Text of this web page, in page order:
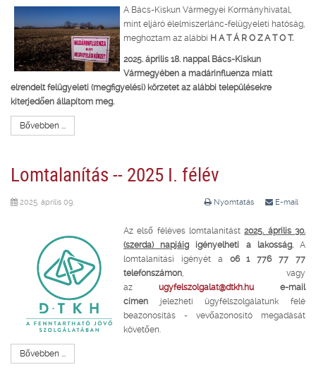
A Bács-Kiskun Vármegyei Kormányhivatal,
mint eljáró élelmiszerlánc-felügyeleti hatóság,
meghoztam az alábbi H A T Á R O Z A T O T.
2025. április 18. nappal Bács-Kiskun
Vármegyében a madárinfluenza miatt
elrendelt felügyeleti (megfigyelési) körzetet az alábbi településekre
kiterjedően állapítom meg.
Bővebben ...
Lomtalanítás -- 2025 I. félév
Nyomtatás E-mail
2025. április 09.
Az első féléves lomtalanítást2025. április 30.
(szerda) napjáig igényelheti a lakosság.A
lomtalanítási igényét a 06 1 776 77 77
telefonszámon , vagy
az ugyfelszolgalat@dtkh.hu e-mail
címen jelezheti ügyfélszolgálatunk felé
beazonosítás - vevőazonosító megadását
követően.
Bővebben ...